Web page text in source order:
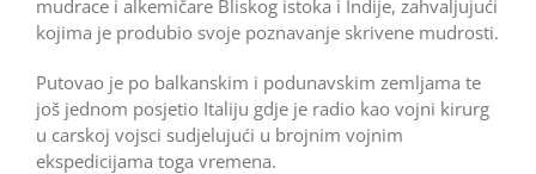
mudrace i alkemičare Bliskog istoka i Indije, zahvaljujući
kojima je produbio svoje poznavanje skrivene mudrosti.
Putovao je po balkanskim i podunavskim zemljama te
još jednom posjetio Italiju gdje je radio kao vojni kirurg
u carskoj vojsci sudjelujući u brojnim vojnim
ekspedicijama toga vremena.